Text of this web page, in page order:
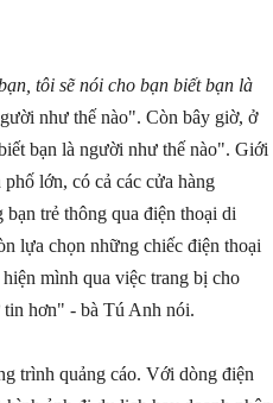
tôi sẽ nói cho bạn biết bạn là
như thế nào". Còn bây giờ, ở
bạn là người như thế nào". Giới
lớn, có cả các cửa hàng
trẻ thông qua điện thoại di
lựa chọn những chiếc điện thoại
mình qua việc trang bị cho
tin hơn" - bà Tú Anh nói.
trình quảng cáo. Với dòng điện